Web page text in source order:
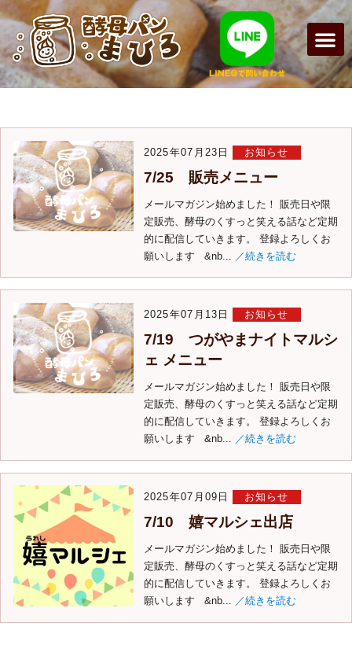
月:2025年7月
2025年07月23日 お知らせ
7/25 販売メニュー
メールマガジン始めました！ 販売日や限
定販売、酵母のくすっと笑える話など定期
的に配信していきます。 登録よろしくお
願いします &nb...
／続きを読む
2025年07月13日 お知らせ
7/19 つがやまナイトマルシ
ェ メニュー
メールマガジン始めました！ 販売日や限
定販売、酵母のくすっと笑える話など定期
的に配信していきます。 登録よろしくお
願いします &nb... ／続きを読む
2025年07月09日 お知らせ
7/10 嬉マルシェ出店
メールマガジン始めました！ 販売日や限
定販売、酵母のくすっと笑える話など定期
的に配信していきます。 登録よろしくお
願いします &nb... ／続きを読む